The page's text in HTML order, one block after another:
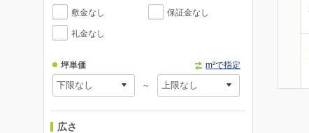
敷金なし 保証金なし
礼金なし
坪単価 m²で指定
～
広さ